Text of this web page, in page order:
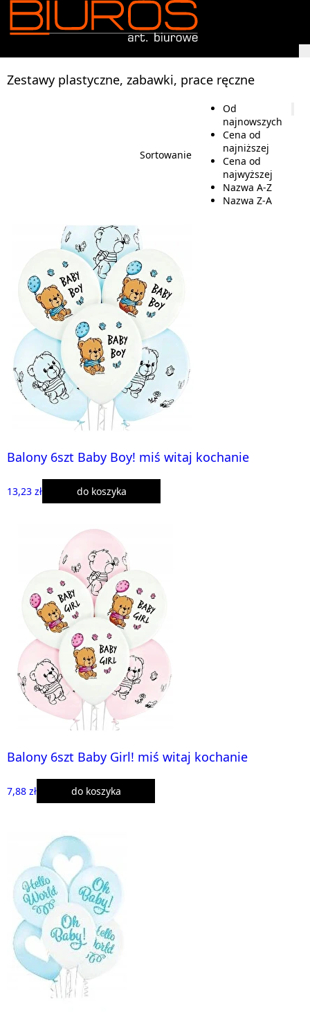
Zestawy plastyczne, zabawki, prace ręczne
Sortowanie
Od
najnowszych
Cena od
najniższej
Cena od
najwyższej
Nazwa A-Z
Nazwa Z-A
Balony 6szt Baby Boy! miś witaj kochanie
13,23 zł do koszyka
Balony 6szt Baby Girl! miś witaj kochanie
7,88 zł do koszyka